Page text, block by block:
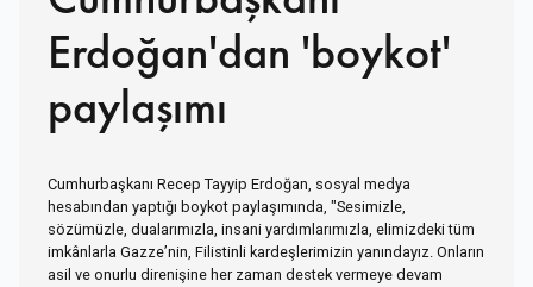
Erdoğan'dan 'boykot'
paylaşımı
Cumhurbaşkanı Recep Tayyip Erdoğan, sosyal medya
hesabından yaptığı boykot paylaşımında, "Sesimizle,
sözümüzle, dualarımızla, insani yardımlarımızla, elimizdeki tüm
imkânlarla Gazze’nin, Filistinli kardeşlerimizin yanındayız. Onların
asil ve onurlu direnişine her zaman destek vermeye devam